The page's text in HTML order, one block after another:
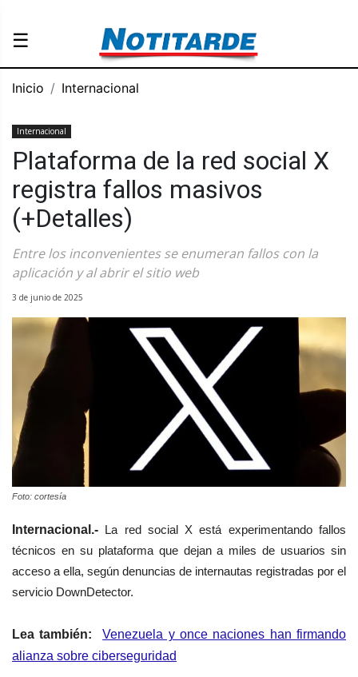
☰
Inicio Internacional
Internacional
Plataforma de la red social X
registra fallos masivos
(+Detalles)
Entre los inconvenientes se enumeran fallos con la
aplicación y al abrir el sitio web
3 de junio de 2025
Foto: cortesía
Internacional.- La red social X está experimentando fallos
técnicos en su plataforma que dejan a miles de usuarios sin
acceso a ella, según denuncias de internautas registradas por el
servicio DownDetector.
Lea también:Venezuela y once naciones han firmando
alianza sobre ciberseguridad